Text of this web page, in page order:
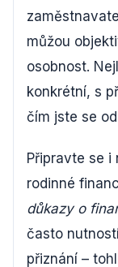
můžou
osobnost.
konkrétní, s
čím jste se
Připravte se i
rodinné
důkazy o
často
přiznání –